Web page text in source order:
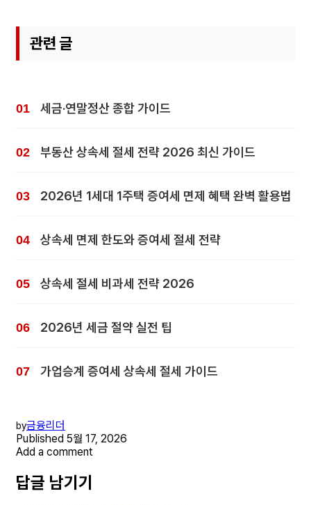
관련 글
세금·연말정산 종합 가이드
부동산 상속세 절세 전략 2026 최신 가이드
2026년 1세대 1주택 증여세 면제 혜택 완벽 활용법
상속세 면제 한도와 증여세 절세 전략
상속세 절세 비과세 전략 2026
2026년 세금 절약 실전 팁
가업승계 증여세 상속세 절세 가이드
by금융리더
Published 5월 17, 2026
Add a comment
답글 남기기